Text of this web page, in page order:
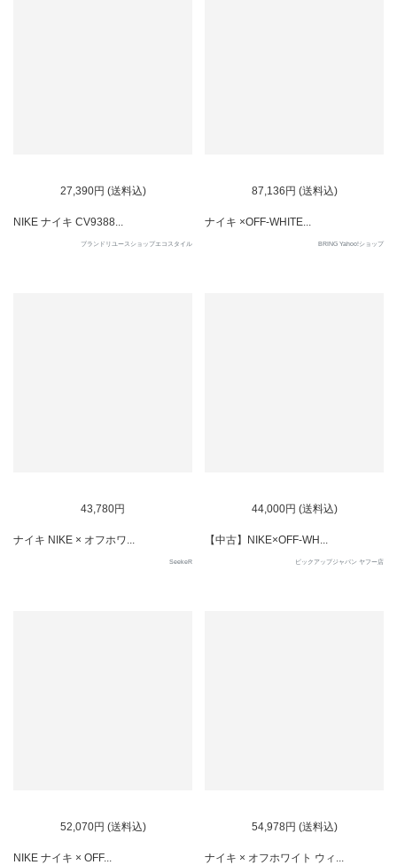
27,390円 (送料込)
NIKE ナイキ CV9388...
ブランドリユースショップエコスタイル
87,136円 (送料込)
ナイキ ×OFF-WHITE...
BRING Yahoo!ショップ
43,780円
ナイキ NIKE × オフホワ...
SeekeR
44,000円 (送料込)
【中古】NIKE×OFF-WH...
ピックアップジャパン ヤフー店
52,070円 (送料込)
NIKE ナイキ × OFF...
54,978円 (送料込)
ナイキ × オフホワイト ウィ...